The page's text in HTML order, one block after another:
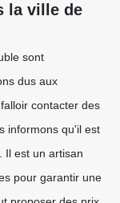
la ville de
sont
dus aux
contacter des
informons qu'il est
Il est un artisan
pour garantir une